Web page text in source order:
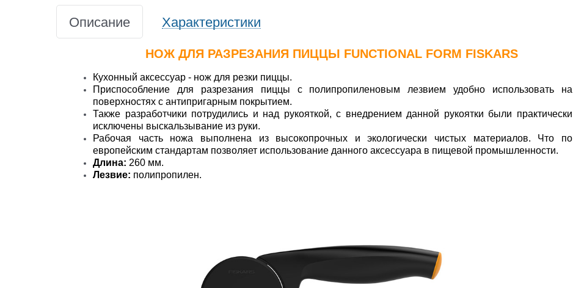
Описание Характеристики
НОЖДЛЯ РАЗРЕЗАНИЯ ПИЦЦЫ FUNCTIONAL FORM FISKARS
Кухонный аксессуар - нож для резки пиццы.
Приспособление для разрезания пиццы с полипропиленовым лезвием удобно использовать на
поверхностях с антипригарным покрытием.
Также разработчики потрудились и над рукояткой, с внедрением данной рукоятки были практически
исключены выскальзывание из руки.
Рабочая часть ножа выполнена из высокопрочных и экологически чистых материалов. Что по
европейским стандартам позволяет использование данного аксессуара в пищевой промышленности.
Длина: 260 мм.
Лезвие: полипропилен.